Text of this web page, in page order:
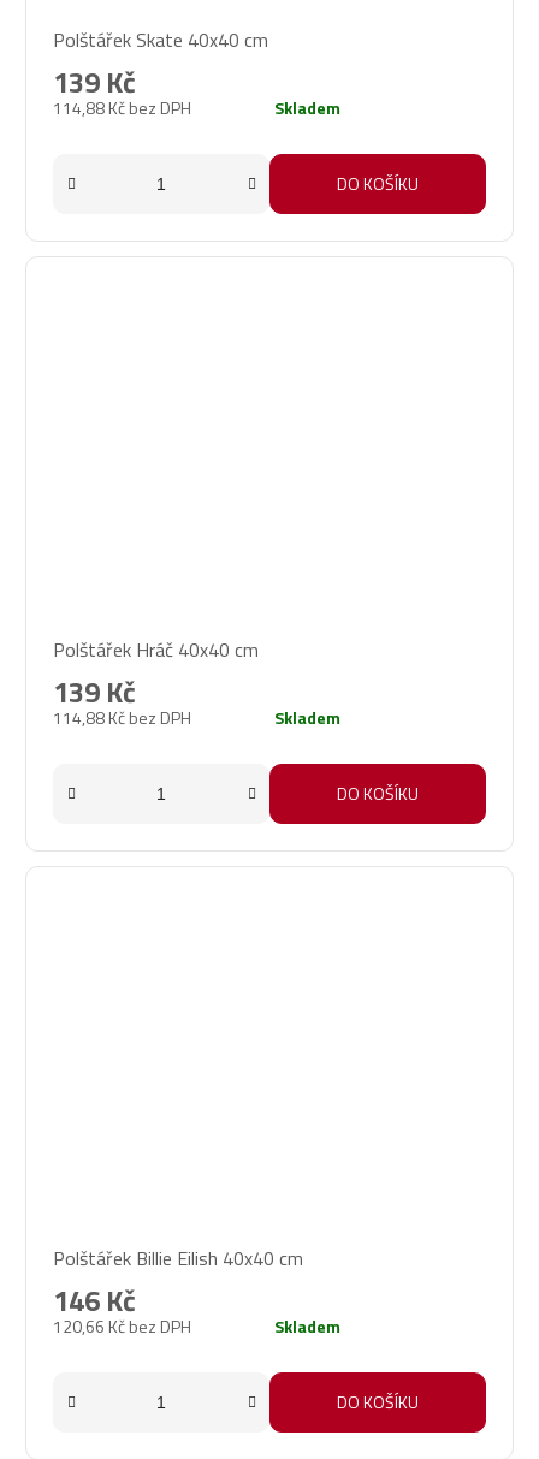
Polštářek Skate 40x40 cm
114,88 Kč bez DPH
139 Kč
Skladem
DO KOŠÍKU
Polštářek Hráč 40x40 cm
114,88 Kč bez DPH
139 Kč
Skladem
DO KOŠÍKU
Polštářek Billie Eilish 40x40 cm
120,66 Kč bez DPH
146 Kč
Skladem
DO KOŠÍKU